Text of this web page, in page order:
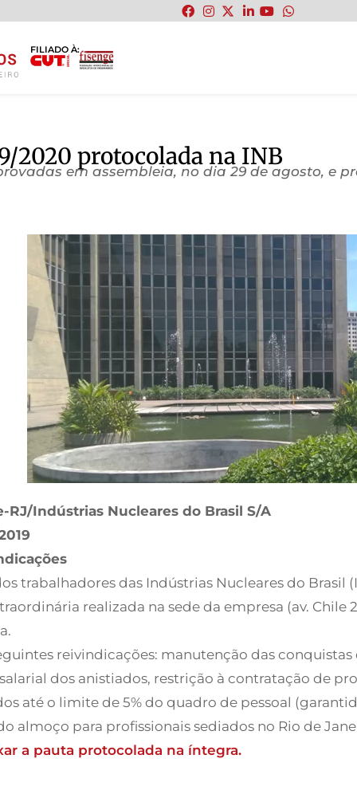
FILIADO À:
2020 protocolada na INB
em assembleia, no dia 29 de agosto, e
RJ/Indústrias Nucleares do Brasil S/A
trabalhadores das Indústrias Nucleares do Brasil
realizada na sede da empresa (av.
reivindicações: manutenção das
dos anistiados, restrição à contratação de
até o limite de 5% do quadro de pessoal
almoço para profissionais sediados no Rio de
a pauta protocolada na íntegra.